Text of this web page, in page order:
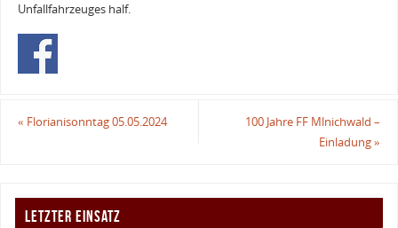
Unfallfahrzeuges half.
« Florianisonntag 05.05.2024
100 Jahre FF Mlnichwald –
Einladung»
LETZTER EINSATZ